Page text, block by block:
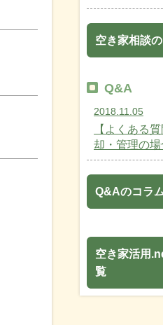
空き家相談
Q&A
2018.11.05
【よくある
却・管理の場
Q&Aのコラ
空き家活用
覧